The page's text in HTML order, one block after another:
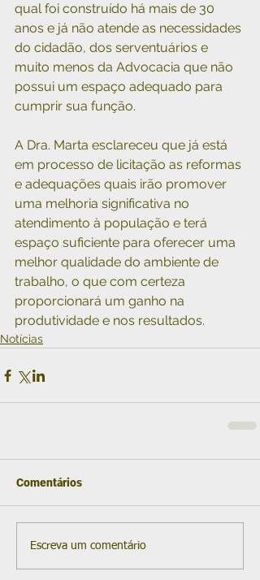
qual foi construído há mais de 30
anos e já não atende as necessidades
do cidadão, dos serventuários e
muito menos da Advocacia que não
possui um espaço adequado para
cumprir sua função.
A Dra. Marta esclareceu que já está
em processo de licitação as reformas
e adequações quais irão promover
uma melhoria significativa no
atendimento à população e terá
espaço suficiente para oferecer uma
melhor qualidade do ambiente de
trabalho, o que com certeza
proporcionará um ganho na
produtividade e nos resultados.
Notícias
Comentários
Escreva um comentário